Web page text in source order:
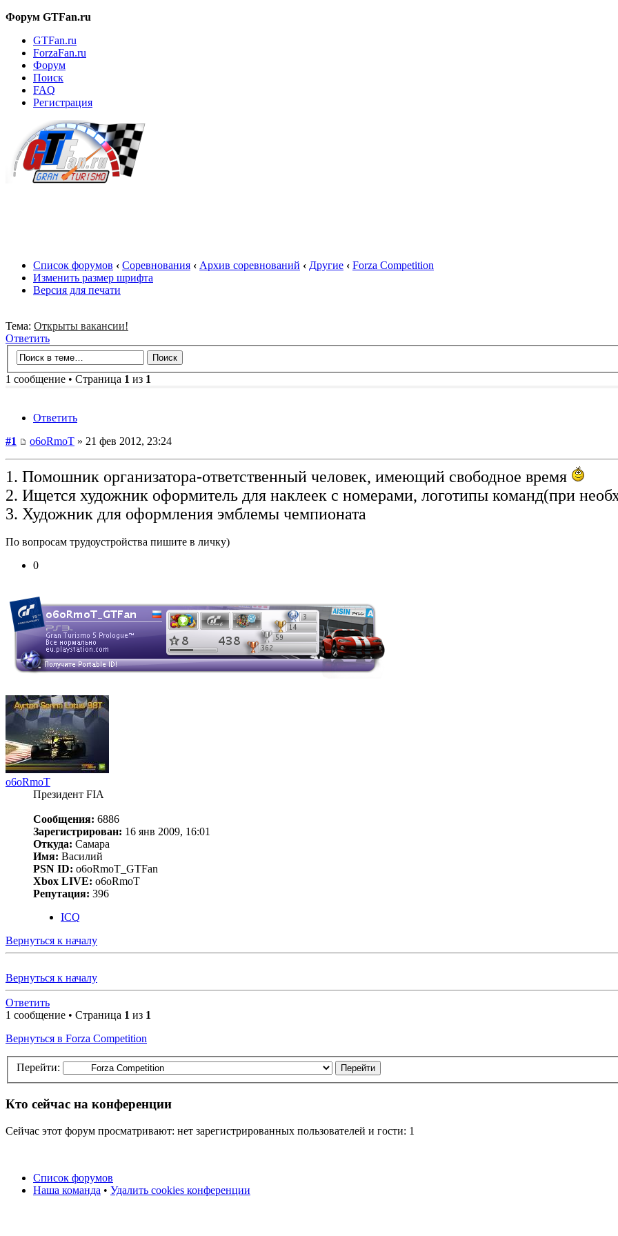
Форум GTFan.ru
GTFan.ru
ForzaFan.ru
Форум
Поиск
FAQ
Регистрация
Список форумов ‹ Соревнования ‹ Архив соревнований ‹ Другие ‹ Forza Competition
Изменить размер шрифта
Версия для печати
Тема: Открыты вакансии!
Ответить
1 сообщение • Страница 1 из 1
Ответить
#1
o6oRmoT » 21 фев 2012, 23:24
1. Помошник организатора-ответственный человек, имеющий свободное время
2. Ищется художник оформитель для наклеек с номерами, логотипы команд(при
3. Художник для оформления эмблемы чемпионата
По вопросам трудоустройства пишите в личку)
0
o6oRmoT
Президент FIA
Сообщения: 6886
Зарегистрирован: 16 янв 2009, 16:01
Откуда: Самара
Имя: Василий
PSN ID: o6oRmoT_GTFan
Xbox LIVE: o6oRmoT
Репутация: 396
ICQ
Вернуться к началу
Вернуться к началу
Ответить
1 сообщение • Страница 1 из 1
Вернуться в Forza Competition
Перейти:
Кто сейчас на конференции
Сейчас этот форум просматривают: нет зарегистрированных пользователей и гости: 1
Список форумов
Наша команда • Удалить cookies конференции